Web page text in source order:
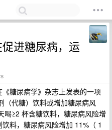
进糖尿病，运
糖尿病学》杂志上发表的一项
（代糖）饮料或增加糖尿病风
喝≥2 杯含糖饮料，糖尿病风险增
料，糖尿病风险增加 11%（ 1